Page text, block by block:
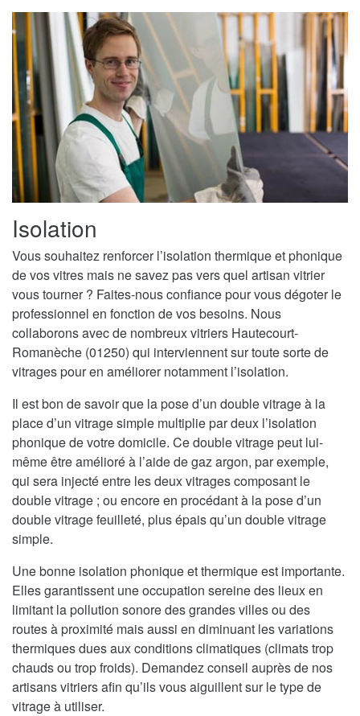
Isolation
Vous souhaitez renforcer l’isolation thermique et phonique
de vos vitres mais ne savez pas vers quel artisan vitrier
vous tourner ? Faites-nous confiance pour vous dégoter le
professionnel en fonction de vos besoins. Nous
collaborons avec de nombreux vitriers Hautecourt-
Romanèche (01250) qui interviennent sur toute sorte de
vitrages pour en améliorer notamment l’isolation.
Il est bon de savoir que la pose d’un double vitrage à la
place d’un vitrage simple multiplie par deux l’isolation
phonique de votre domicile. Ce double vitrage peut lui-
même être amélioré à l’aide de gaz argon, par exemple,
qui sera injecté entre les deux vitrages composant le
double vitrage ; ou encore en procédant à la pose d’un
double vitrage feuilleté, plus épais qu’un double vitrage
simple.
Une bonne isolation phonique et thermique est importante.
Elles garantissent une occupation sereine des lieux en
limitant la pollution sonore des grandes villes ou des
routes à proximité mais aussi en diminuant les variations
thermiques dues aux conditions climatiques (climats trop
chauds ou trop froids). Demandez conseil auprès de nos
artisans vitriers afin qu’ils vous aiguillent sur le type de
vitrage à utiliser.